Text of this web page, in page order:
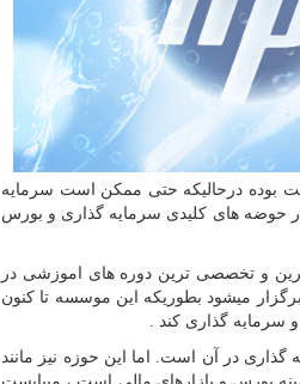
بوده درحالیکه حتی ممکن است سرمایه
در حوضه های کلیدی سرمایه گذاری و بورس
و تخصصی ترین دوره های اموزشی در
میشود بطوریکه این موسسه تا کنون
گذاری در آن است. اما این حوزه نیز مانند